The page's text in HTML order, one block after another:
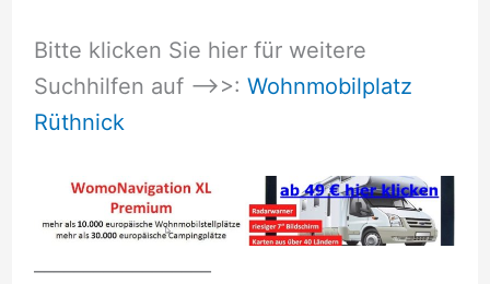
Bitte klicken Sie hier für weitere
Suchhilfen auf –>>: Wohnmobilplatz
Rüthnick